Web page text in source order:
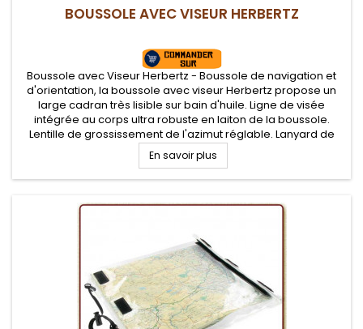
BOUSSOLE AVEC VISEUR HERBERTZ
Boussole avec Viseur Herbertz - Boussole de navigation et
d'orientation, la boussole avec viseur Herbertz propose un
large cadran très lisible sur bain d'huile. Ligne de visée
intégrée au corps ultra robuste en laiton de la boussole.
Lentille de grossissement de l'azimut réglable. Lanyard de
transport
En savoir plus